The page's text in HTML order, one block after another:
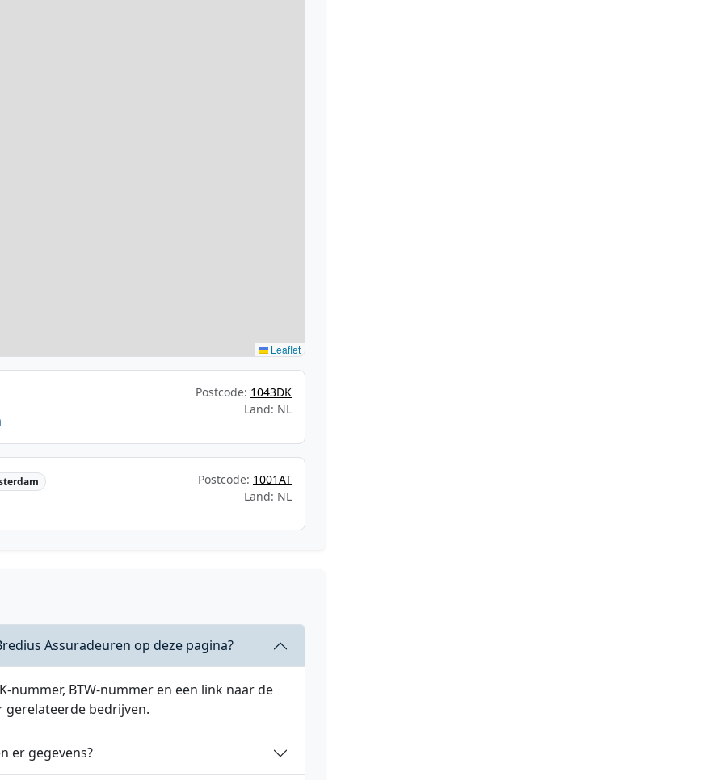
Leaflet
Postcode: 1043DK
Land: NL
Postcode: 1001AT
Land: NL
Assuradeuren op deze pagina?
nummer, BTW-nummer en een link naar de
gerelateerde bedrijven.
er gegevens?